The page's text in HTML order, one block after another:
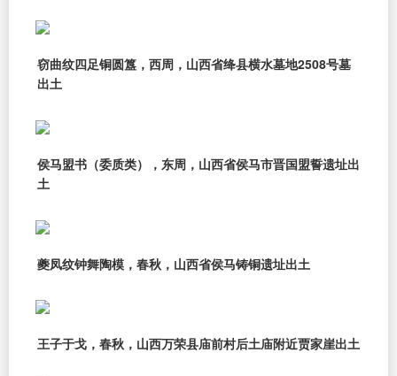
窃曲纹四足铜圆簋，西周，山西省绛县横水墓地2508号墓
出土
侯马盟书（委质类），东周，山西省侯马市晋国盟誓遗址出
土
夔凤纹钟舞陶模，春秋，山西省侯马铸铜遗址出土
王子于戈，春秋，山西万荣县庙前村后土庙附近贾家崖出土